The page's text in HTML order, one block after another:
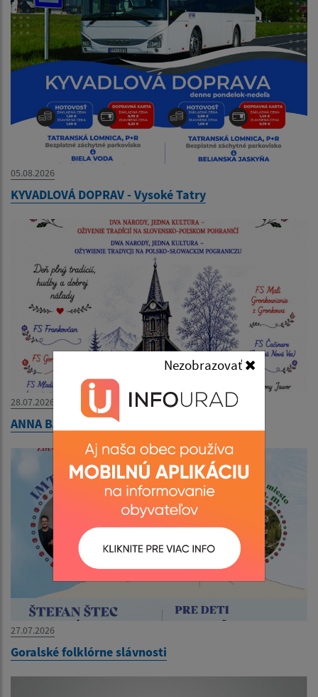
05.08.2026
KYVADLOVÁ DOPRAV - Vysoké Tatry
28.07.2026
ANNA BÁL JAVORINA 02.08.2026
27.07.2026
Goralské folklórne slávnosti
Nezobrazovať